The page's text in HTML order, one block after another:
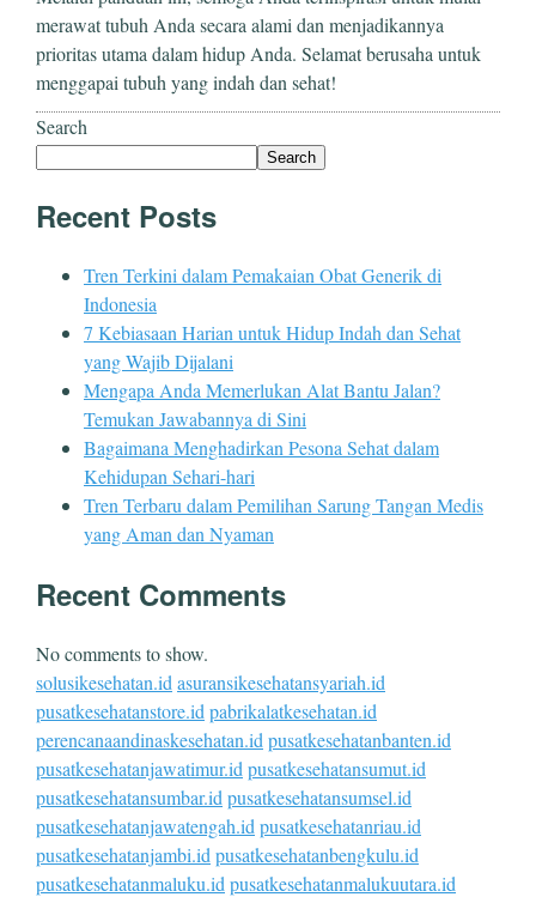
merawat tubuh Anda secara alami dan menjadikannya
prioritas utama dalam hidup Anda. Selamat berusaha untuk
menggapai tubuh yang indah dan sehat!
Search
Search
Recent Posts
Tren Terkini dalam Pemakaian Obat Generik di
Indonesia
7 Kebiasaan Harian untuk Hidup Indah dan Sehat
yang Wajib Dijalani
Mengapa Anda Memerlukan Alat Bantu Jalan?
Temukan Jawabannya di Sini
Bagaimana Menghadirkan Pesona Sehat dalam
Kehidupan Sehari-hari
Tren Terbaru dalam Pemilihan Sarung Tangan Medis
yang Aman dan Nyaman
Recent Comments
No comments to show.
solusikesehatan.id asuransikesehatansyariah.id
pusatkesehatanstore.id pabrikalatkesehatan.id
perencanaandinaskesehatan.id pusatkesehatanbanten.id
pusatkesehatanjawatimur.id pusatkesehatansumut.id
pusatkesehatansumbar.id pusatkesehatansumsel.id
pusatkesehatanjawatengah.id pusatkesehatanriau.id
pusatkesehatanjambi.id pusatkesehatanbengkulu.id
pusatkesehatanmaluku.id pusatkesehatanmalukuutara.id